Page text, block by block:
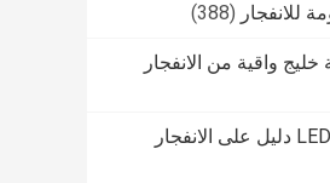
(388)